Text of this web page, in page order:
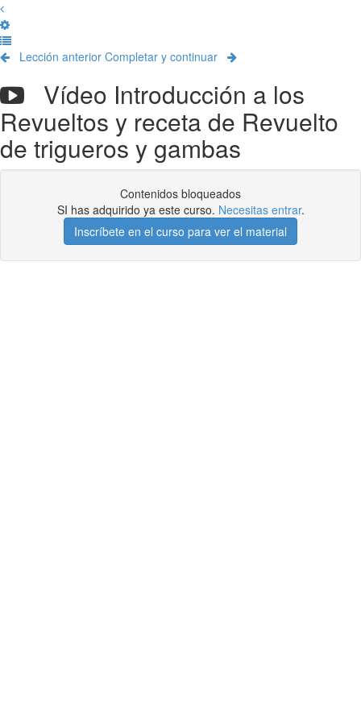
Lección anterior Completar y continuar
Vídeo Introducción a los
Revueltos y receta de Revuelto
de trigueros y gambas
Contenidos bloqueados
SI has adquirido ya este curso. Necesitas entrar.
Inscríbete en el curso para ver el material